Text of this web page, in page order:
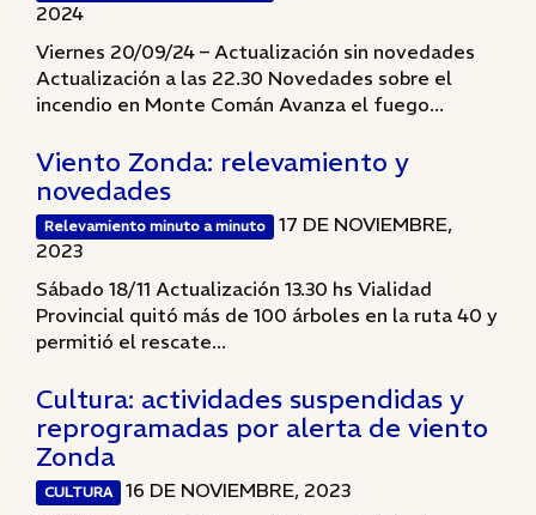
2024
Viernes 20/09/24 – Actualización sin novedades
Actualización a las 22.30 Novedades sobre el
incendio en Monte Comán Avanza el fuego...
Viento Zonda: relevamiento y
novedades
Relevamiento minuto a minuto
17 DE NOVIEMBRE,
2023
Sábado 18/11 Actualización 13.30 hs Vialidad
Provincial quitó más de 100 árboles en la ruta 40 y
permitió el rescate...
Cultura: actividades suspendidas y
reprogramadas por alerta de viento
Zonda
CULTURA
16 DE NOVIEMBRE, 2023